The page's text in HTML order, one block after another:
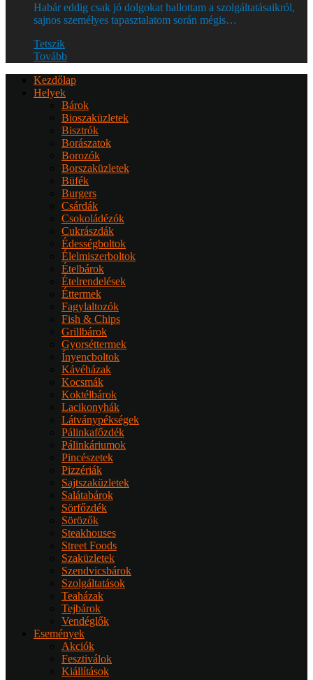
Habár eddig csak jó dolgokat hallottam a szolgáltatásaikról,
sajnos személyes tapasztalatom során mégis…
Tetszik
Tovább
Kezdőlap
Helyek
Bárok
Bioszaküzletek
Bisztrók
Borászatok
Borozók
Borszaküzletek
Büfék
Burgers
Csárdák
Csokoládézók
Cukrászdák
Édességboltok
Élelmiszerboltok
Ételbárok
Ételrendelések
Éttermek
Fagylaltozók
Fish & Chips
Grillbárok
Gyorséttermek
Ínyencboltok
Kávéházak
Kocsmák
Koktélbárok
Lacikonyhák
Látványpékségek
Pálinkafőzdék
Pálinkáriumok
Pincészetek
Pizzériák
Sajtszaküzletek
Salátabárok
Sörfőzdék
Sörözők
Steakhouses
Street Foods
Szaküzletek
Szendvicsbárok
Szolgáltatások
Teaházak
Tejbárok
Vendéglők
Események
Akciók
Fesztiválok
Kiállítások